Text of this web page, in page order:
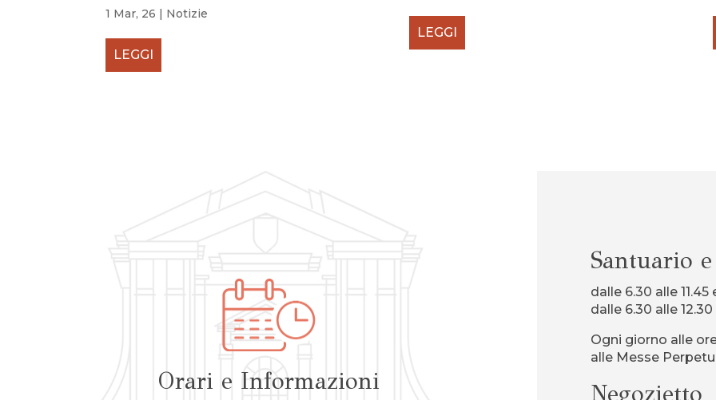
1 Mar, 26 | Notizie
LEGGI
LEGGI
Orari e Informazioni
Santuario
dalle 6.30 alle 11.45
dalle 6.30 alle
Ogni giorno alle
alle Messe
Negozietto